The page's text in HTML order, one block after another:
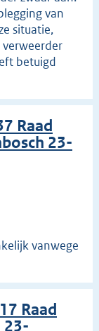
van
situatie,
betuigd
Raad
23-
vanwege
Raad
23-